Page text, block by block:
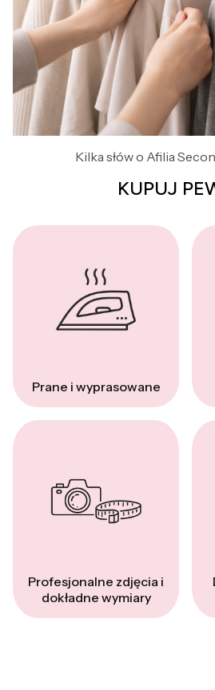
Kilka słów o Afilia
KUPUJ
Prane i wyprasowane
Profesjonalne zdjęcia i
dokładne wymiary